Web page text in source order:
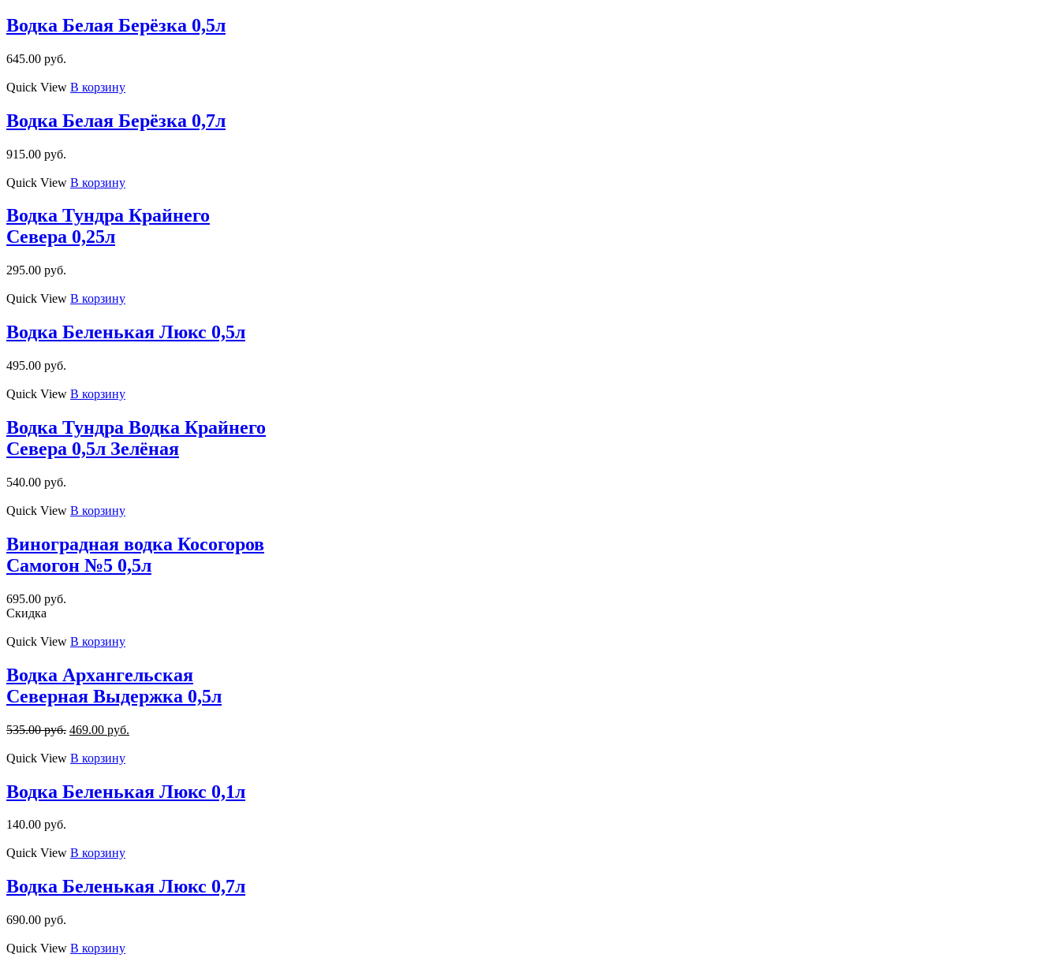
Водка Белая Берёзка 0,5л
645.00 руб.
Quick View В корзину
Водка Белая Берёзка 0,7л
915.00 руб.
Quick View В корзину
Водка Тундра Крайнего
Севера 0,25л
295.00 руб.
Quick View В корзину
Водка Беленькая Люкс 0,5л
495.00 руб.
Quick View В корзину
Водка Тундра Водка Крайнего
Севера 0,5л Зелёная
540.00 руб.
Quick View В корзину
Виноградная водка Косогоров
Самогон №5 0,5л
695.00 руб.
Скидка
Quick View В корзину
Водка Архангельская
Северная Выдержка 0,5л
535.00руб. 469.00 руб.
Quick View В корзину
Водка Беленькая Люкс 0,1л
140.00 руб.
Quick View В корзину
Водка Беленькая Люкс 0,7л
690.00 руб.
Quick View В корзину